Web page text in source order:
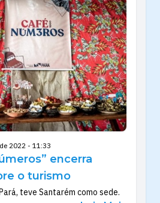
2022 - 11:33
encerra
o turismo
teve Santarém como sede.